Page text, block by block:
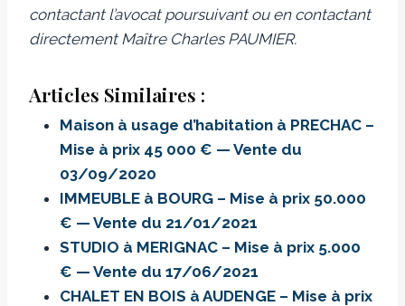
contactant l’avocat poursuivant ou en contactant
directement Maître Charles PAUMIER.
Articles Similaires :
Maison à usage d’habitation à PRECHAC –
Mise à prix 45 000 € — Vente du
03/09/2020
IMMEUBLE à BOURG – Mise à prix 50.000
€ — Vente du 21/01/2021
STUDIO à MERIGNAC – Mise à prix 5.000
€ — Vente du 17/06/2021
CHALET EN BOIS à AUDENGE – Mise à prix